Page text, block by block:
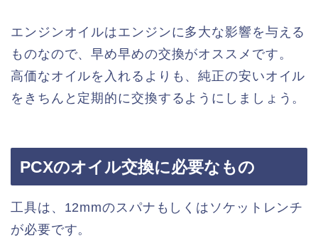
エンジンオイルはエンジンに多大な影響を与える
ものなので、早め早めの交換がオススメです。
高価なオイルを入れるよりも、純正の安いオイル
をきちんと定期的に交換するようにしましょう。
PCXのオイル交換に必要なもの
工具は、12mmのスパナもしくはソケットレンチ
が必要です。